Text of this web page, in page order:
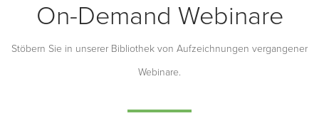
On-Demand Webinare
Stöbern Sie in unserer Bibliothek von Aufzeichnungen vergangener
Webinare.